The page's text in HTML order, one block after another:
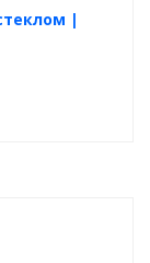
|